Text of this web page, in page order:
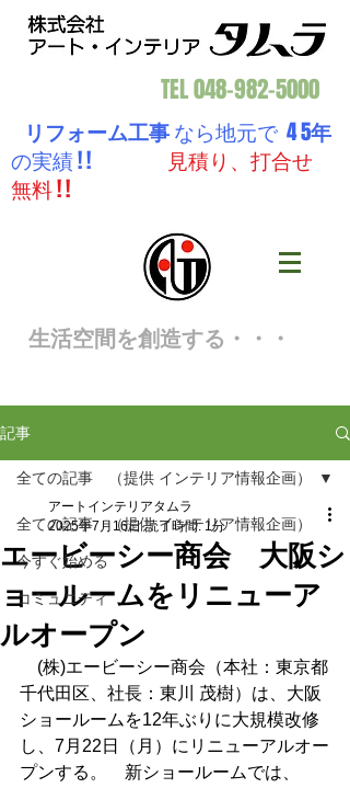
TEL048-982-5000
リフォーム工事なら地元で 4 5年
の実績 ! !
見積り、打合せ
無料 ! !
生活空間を創造する・・・
記事
全ての記事 （提供 インテリア情報企画）
今すぐ始める
コミュニティ
全ての記事 （提供 インテリア情報企画）
エービーシー商会 大阪シ
ョールームをリニューア
ルオープン
アートインテリアタムラ
2025年7月16日 読了時間: 1分
(株)エービーシー商会（本社：東京都
千代田区、社長：東川 茂樹）は、大阪
ショールームを12年ぶりに大規模改修
し、7月22日（月）にリニューアルオー
プンする。　新ショールームでは、